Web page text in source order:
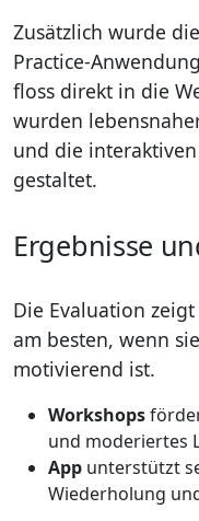
Zusätzlich wurde
Practice-
floss direkt in die
wurden
und die
gestaltet.
Ergebnisse
Die Evaluation
am besten, wenn
motivierend ist.
Workshops
und moderiertes
App unterstützt
Wiederholung